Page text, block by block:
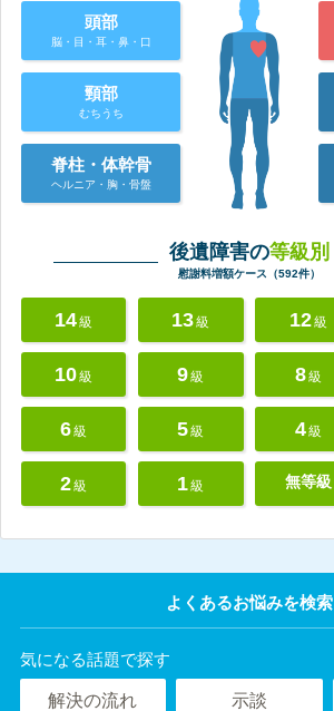
頭部
脳・目・耳・鼻・口
頸部
むちうち
脊柱・体幹骨
ヘルニア・胸・骨盤
後遺障害の等級別
慰謝料増額ケース（592件）
14級 13級 12級
10級 9級 8級
6級 5級 4級
2級 1級 無等級
よくあるお悩みを検索
気になる話題で探す
解決の流れ 示談